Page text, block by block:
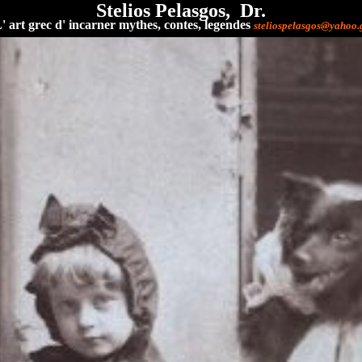
Stelios Pelasgos, Dr.
art grec d' incarner mythes, contes, legendes